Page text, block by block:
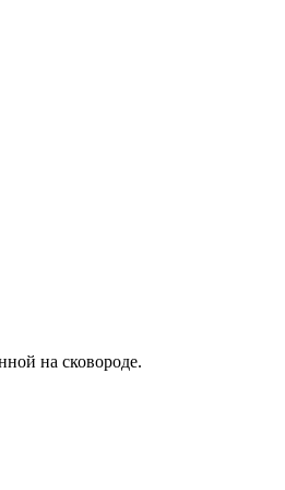
на сковороде.